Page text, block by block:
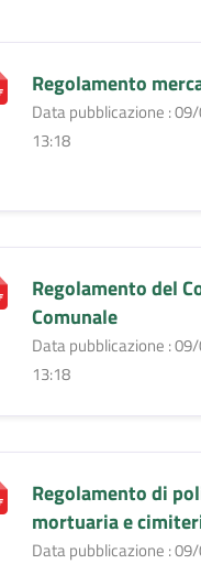
Regolamento
Data pubblicazione :
13:18
Regolamento del
Comunale
Data pubblicazione :
13:18
Regolamento di
mortuaria e
Data pubblicazione :